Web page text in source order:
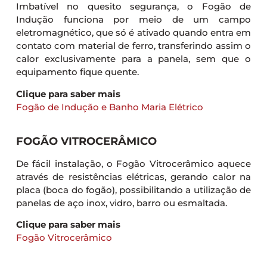
Imbatível no quesito segurança, o Fogão de
Indução funciona por meio de um campo
eletromagnético, que só é ativado quando entra em
contato com material de ferro, transferindo assim o
calor exclusivamente para a panela, sem que o
equipamento fique quente.
Clique para saber mais
Fogão de Indução e Banho Maria Elétrico
FOGÃO VITROCERÂMICO
De fácil instalação, o Fogão Vitrocerâmico aquece
através de resistências elétricas, gerando calor na
placa (boca do fogão), possibilitando a utilização de
panelas de aço inox, vidro, barro ou esmaltada.
Clique para saber mais
Fogão Vitrocerâmico